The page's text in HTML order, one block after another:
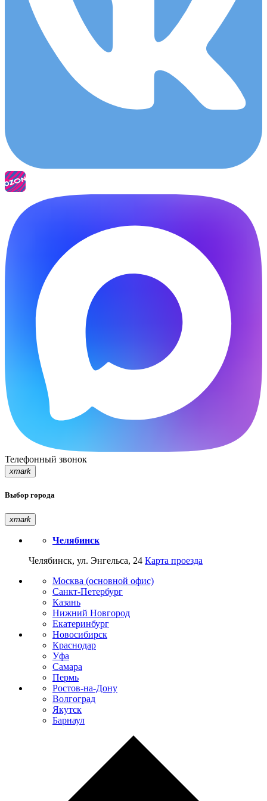
Телефонный звонок
xmark
Выбор города
xmark
Челябинск
Челябинск, ул. Энгельса, 24 Карта проезда
Москва (основной офис)
Санкт-Петербург
Казань
Нижний Новгород
Екатеринбург
Новосибирск
Краснодар
Уфа
Самара
Пермь
Ростов-на-Дону
Волгоград
Якутск
Барнаул